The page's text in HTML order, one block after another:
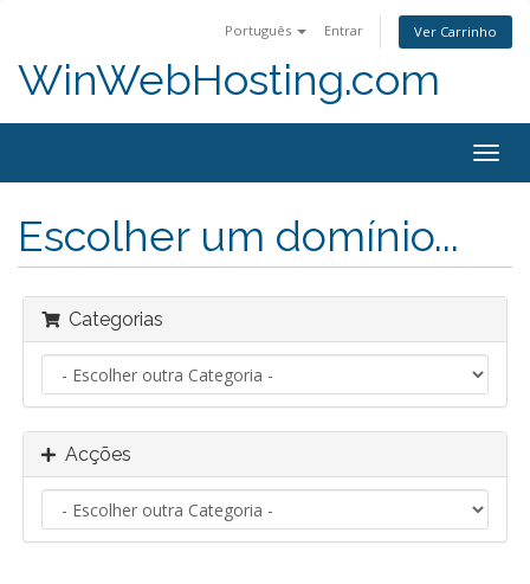
Português Entrar Ver Carrinho
WinWebHosting.com
Escolher um domínio...
Categorias
Acções